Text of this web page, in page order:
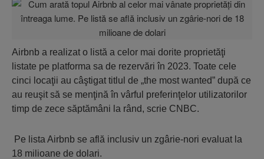
Airbnb a realizat o listă a celor mai dorite proprietăţi
listate pe platforma sa de rezervări în 2023. Toate cele
cinci locaţii au câştigat titlul de „the most wanted” după ce
au reuşit să se menţină în vârful preferinţelor utilizatorilor
timp de zece săptămâni la rând, scrie CNBC.
Pe lista Airbnb se află inclusiv un zgârie-nori evaluat la
18 milioane de dolari.